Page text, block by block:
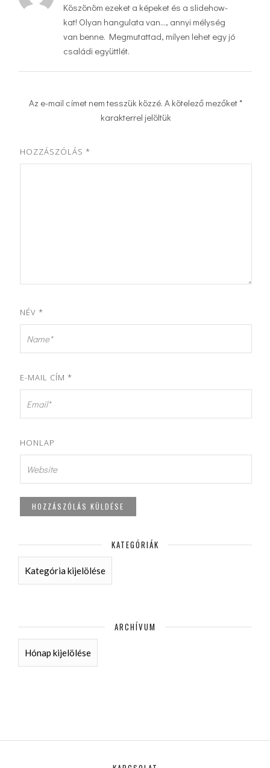
Köszönöm ezeket a képeket és a slidehow-
kat! Olyan hangulata van…, annyi mélység
van benne. Megmutattad, milyen lehet egy jó
családi együttlét.
Az e-mail címet nem tesszük közzé. A kötelező mezőket*
karakterrel jelöltük
HOZZÁSZÓLÁS *
NÉV *
E-MAIL CÍM *
HONLAP
KATEGÓRIÁK
KATEGÓRIÁK
ARCHÍVUM
ARCHÍVUM